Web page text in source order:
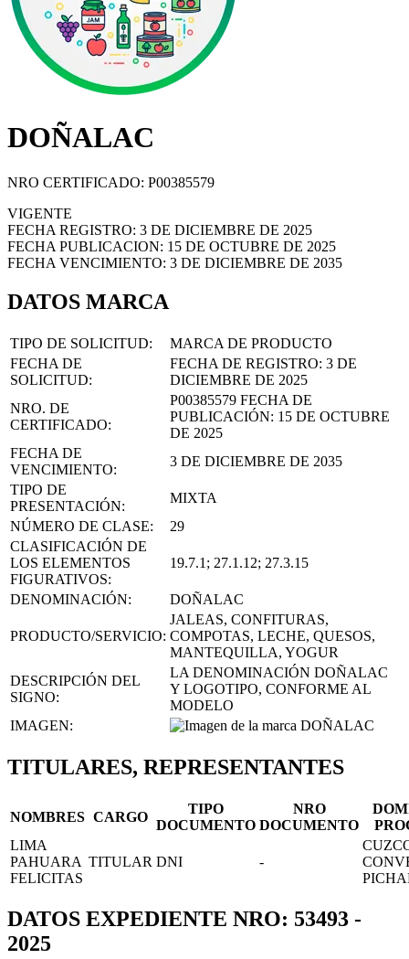
DOÑALAC
NRO CERTIFICADO: P00385579
VIGENTE
FECHA REGISTRO: 3 DE DICIEMBRE DE 2025
FECHA PUBLICACION: 15 DE OCTUBRE DE 2025
FECHA VENCIMIENTO: 3 DE DICIEMBRE DE 2035
DATOS MARCA
TIPO DE SOLICITUD:
MARCA DE PRODUCTO
FECHA DE
SOLICITUD:
FECHA DE REGISTRO: 3 DE
DICIEMBRE DE 2025
NRO. DE
CERTIFICADO:
P00385579 FECHA DE
PUBLICACIÓN: 15 DE OCTUBRE
DE 2025
FECHA DE
VENCIMIENTO:
3 DE DICIEMBRE DE 2035
TIPO DE
PRESENTACIÓN:
MIXTA
NÚMERO DE CLASE:
29
CLASIFICACIÓN DE
LOS ELEMENTOS
FIGURATIVOS:
19.7.1; 27.1.12; 27.3.15
DENOMINACIÓN: DOÑALAC
PRODUCTO/SERVICIO:
JALEAS, CONFITURAS,
COMPOTAS, LECHE, QUESOS,
MANTEQUILLA, YOGUR
DESCRIPCIÓN DEL
SIGNO:
LA DENOMINACIÓN DOÑALAC
Y LOGOTIPO, CONFORME AL
MODELO
IMAGEN:
TITULARES, REPRESENTANTES
NOMBRES CARGO
TIPO
DOCUMENTO
NRO
DOCUMENTO
LIMA
PAHUARA
FELICITAS
TITULAR DNI -
DATOS EXPEDIENTE NRO: 53493 -
2025